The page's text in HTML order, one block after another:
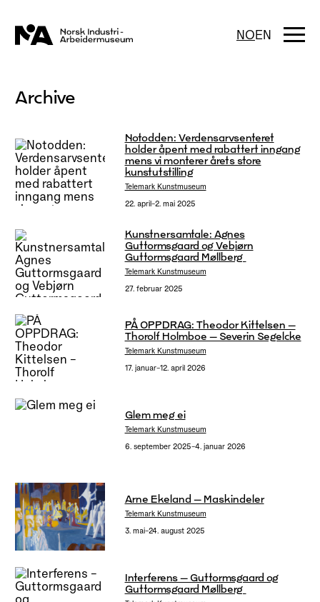
innhold
NOEN
Archive
Notodden: Verdensarvsenteret
holder åpent med rabattert inngang
mens vi monterer årets store
kunstutstilling
Telemark Kunstmuseum
22. april–2. mai 2025
Kunstnersamtale: Agnes
Guttormsgaard og Vebjørn
Guttormsgaard Møllberg
Telemark Kunstmuseum
27. februar 2025
PÅ OPPDRAG: Theodor Kittelsen –
Thorolf Holmboe – Severin Segelcke
Telemark Kunstmuseum
17. januar–12. april 2026
Glem meg ei
Telemark Kunstmuseum
6. september 2025–4. januar 2026
Arne Ekeland – Maskindeler
Telemark Kunstmuseum
3. mai–24. august 2025
Interferens – Guttormsgaard og
Guttormsgaard Møllberg